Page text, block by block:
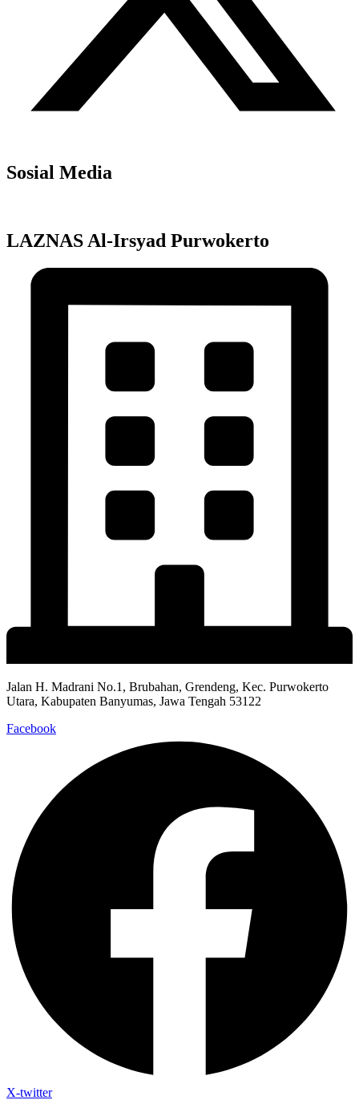
Sosial Media
LAZNAS Al-Irsyad Purwokerto
Jalan H. Madrani No.1, Brubahan, Grendeng, Kec. Purwokerto
Utara, Kabupaten Banyumas, Jawa Tengah 53122​
Facebook
X-twitter